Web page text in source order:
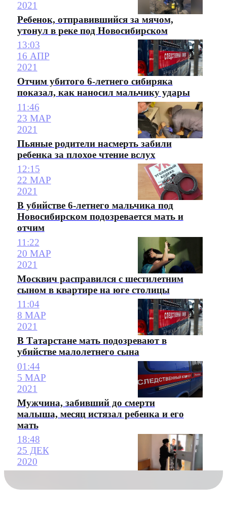
2021
Ребенок, отправившийся за мячом,
утонул в реке под Новосибирском
13:03
16 АПР
2021
Отчим убитого 6-летнего сибиряка
показал, как наносил мальчику удары
11:46
23 МАР
2021
Пьяные родители насмерть забили
ребенка за плохое чтение вслух
12:15
22 МАР
2021
В убийстве 6-летнего мальчика под
Новосибирском подозревается мать и
отчим
11:22
20 МАР
2021
Москвич расправился с шестилетним
сыном в квартире на юге столицы
11:04
8 МАР
2021
В Татарстане мать подозревают в
убийстве малолетнего сына
01:44
5 МАР
2021
Мужчина, забивший до смерти
малыша, месяц истязал ребенка и его
мать
18:48
25 ДЕК
2020